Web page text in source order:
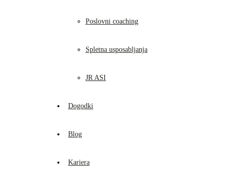
Poslovni coaching
Spletna usposabljanja
JR ASI
Dogodki
Blog
Kariera